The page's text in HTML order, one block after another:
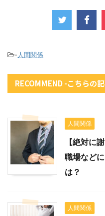
- 人間関係
RECOMMEND -こちらの
人間関係
【絶対に
職場など
は？
人間関係